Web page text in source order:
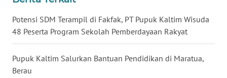
Potensi SDM Terampil di Fakfak, PT Pupuk Kaltim Wisuda
48 Peserta Program Sekolah Pemberdayaan Rakyat
Pupuk Kaltim Salurkan Bantuan Pendidikan di Maratua,
Berau
WN
SERAMBI
WN
JAMBI